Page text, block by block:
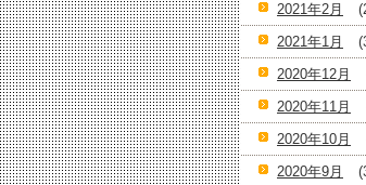
2021年2月
2021年1月
2020年12月
2020年11月
2020年10月
2020年9月